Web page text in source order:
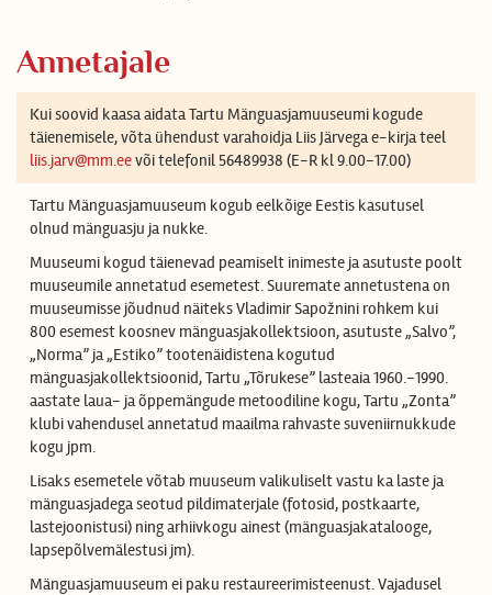
Annetajale
Kui soovid kaasa aidata Tartu Mänguasjamuuseumi kogude
täienemisele, võta ühendust varahoidja Liis Järvega e-kirja teel
liis.jarv@mm.eevõi telefonil 56489938 (E-R kl 9.00-17.00)
Tartu Mänguasjamuuseum kogub eelkõige Eestis kasutusel
olnud mänguasju ja nukke.
Muuseumi kogud täienevad peamiselt inimeste ja asutuste poolt
muuseumile annetatud esemetest. Suuremate annetustena on
muuseumisse jõudnud näiteks Vladimir Sapožnini rohkem kui
800 esemest koosnev mänguasjakollektsioon, asutuste „Salvo”,
„Norma” ja „Estiko” tootenäidistena kogutud
mänguasjakollektsioonid, Tartu „Tõrukese” lasteaia 1960.-1990.
aastate laua- ja õppemängude metoodiline kogu, Tartu „Zonta”
klubi vahendusel annetatud maailma rahvaste suveniirnukkude
kogu jpm.
Lisaks esemetele võtab muuseum valikuliselt vastu ka laste ja
mänguasjadega seotud pildimaterjale (fotosid, postkaarte,
lastejoonistusi) ning arhiivkogu ainest (mänguasjakatalooge,
lapsepõlvemälestusi jm).
Mänguasjamuuseum ei paku restaureerimisteenust. Vajadusel